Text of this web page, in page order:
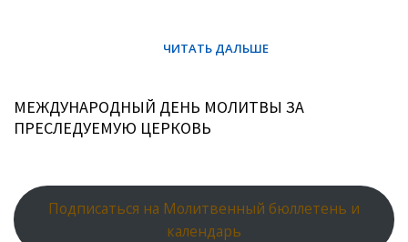
МЕЖДУНАРОДНЫЙ ДЕНЬ МОЛИТВЫ ЗА
ПРЕСЛЕДУЕМУЮ ЦЕРКОВЬ
Подписаться на Молитвенный бюллетень и
календарь